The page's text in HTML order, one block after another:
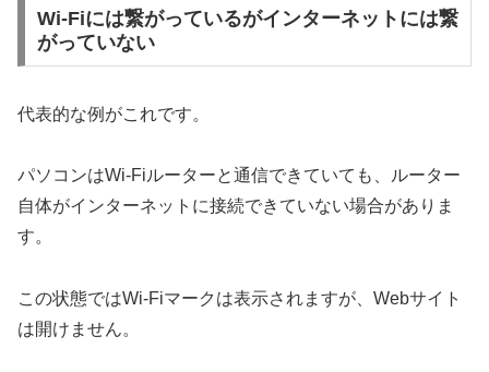
Wi-Fiには繋がっているがインターネットには繋
がっていない
代表的な例がこれです。
パソコンはWi-Fiルーターと通信できていても、ルーター
自体がインターネットに接続できていない場合がありま
す。
この状態ではWi-Fiマークは表示されますが、Webサイト
は開けません。